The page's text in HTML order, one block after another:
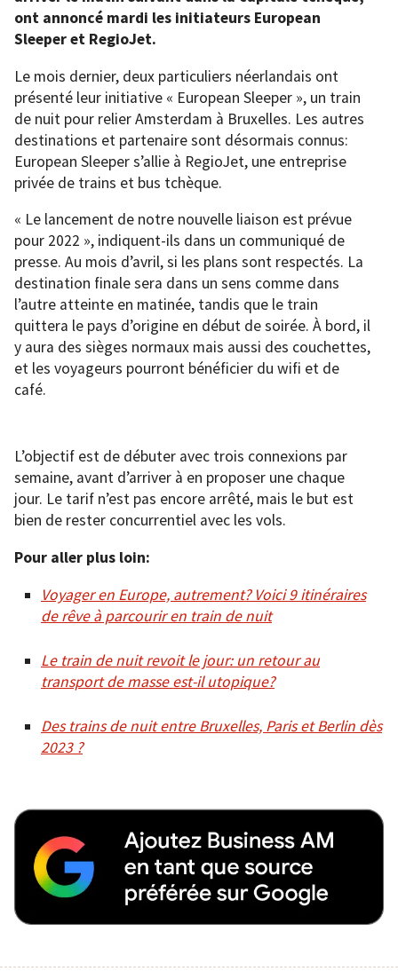
ont annoncé mardi les initiateurs European
Sleeper et RegioJet.
Le mois dernier, deux particuliers néerlandais ont
présenté leur initiative « European Sleeper », un train
de nuit pour relier Amsterdam à Bruxelles. Les autres
destinations et partenaire sont désormais connus:
European Sleeper s’allie à RegioJet, une entreprise
privée de trains et bus tchèque.
« Le lancement de notre nouvelle liaison est prévue
pour 2022 », indiquent-ils dans un communiqué de
presse. Au mois d’avril, si les plans sont respectés. La
destination finale sera dans un sens comme dans
l’autre atteinte en matinée, tandis que le train
quittera le pays d’origine en début de soirée. À bord, il
y aura des sièges normaux mais aussi des couchettes,
et les voyageurs pourront bénéficier du wifi et de
café.
L’objectif est de débuter avec trois connexions par
semaine, avant d’arriver à en proposer une chaque
jour. Le tarif n’est pas encore arrêté, mais le but est
bien de rester concurrentiel avec les vols.
Pour aller plus loin:
Voyager en Europe, autrement? Voici 9 itinéraires
de rêve à parcourir en train de nuit
Le train de nuit revoit le jour: un retour au
transport de masse est-il utopique?
Des trains de nuit entre Bruxelles, Paris et Berlin dès
2023 ?